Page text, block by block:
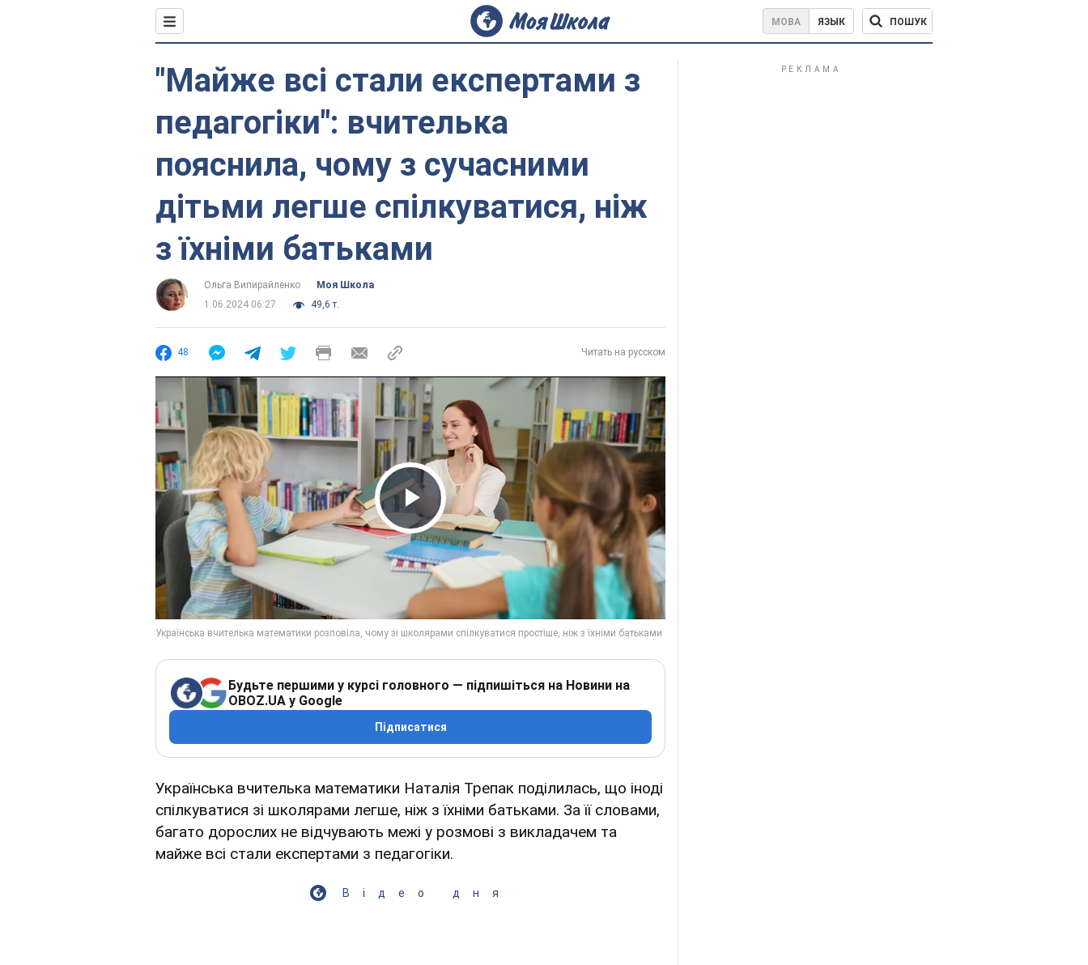
МОВА ЯЗЫК ПОШУК
"Майже всі стали експертами з
педагогіки": вчителька
пояснила, чому з сучасними
дітьми легше спілкуватися, ніж
з їхніми батьками
Ольга Випирайленко
Моя Школа
1.06.2024 06:27
49,6 т.
48 Читать на русском
Play Video
Будьте першими у курсі головного — підпишіться на Новини на
OBOZ.UA у Google
Підписатися
Українська вчителька математики Наталія Трепак поділилась, що іноді
спілкуватися зі школярами легше, ніж з їхніми батьками. За її словами,
багато дорослих не відчувають межі у розмові з викладачем та
майже всі стали експертами з педагогіки.
Відео дня